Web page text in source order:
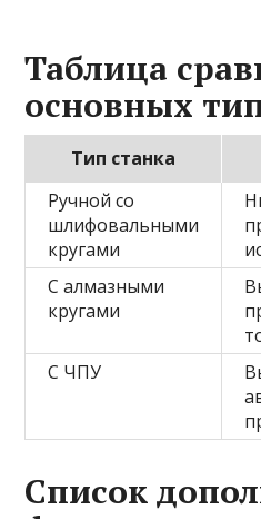
Таблица
основных
Тип станка
Ручной со
шлифовальными
кругами
С алмазными
кругами
С ЧПУ
Список